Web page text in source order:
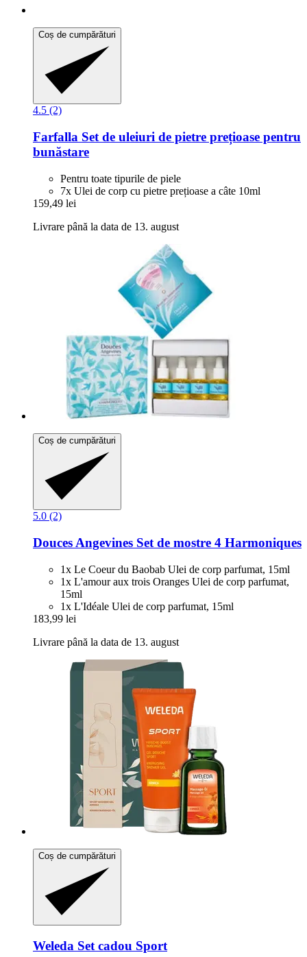
Coș de cumpărături
4.5 (2)
Farfalla Set de uleiuri de pietre prețioase pentru
bunăstare
Pentru toate tipurile de piele
7x Ulei de corp cu pietre prețioase a câte 10ml
159,49 lei
Livrare până la data de 13. august
Coș de cumpărături
5.0 (2)
Douces Angevines Set de mostre 4 Harmoniques
1x Le Coeur du Baobab Ulei de corp parfumat, 15ml
1x L'amour aux trois Oranges Ulei de corp parfumat,
15ml
1x L'Idéale Ulei de corp parfumat, 15ml
183,99 lei
Livrare până la data de 13. august
Coș de cumpărături
Weleda Set cadou Sport